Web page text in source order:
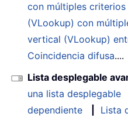
con múltiples criterios
(VLookup) con
vertical (VLookup)
Coincidencia difusa....
Lista desplegable
una lista desplegable
dependiente
Lista